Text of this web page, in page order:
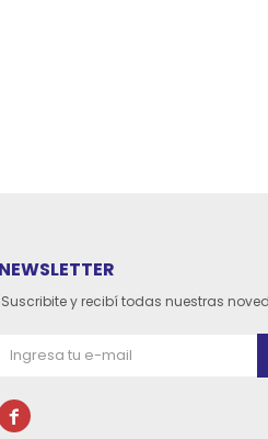
NEWSLETTER
¡Suscribite y recibí todas nuestras
